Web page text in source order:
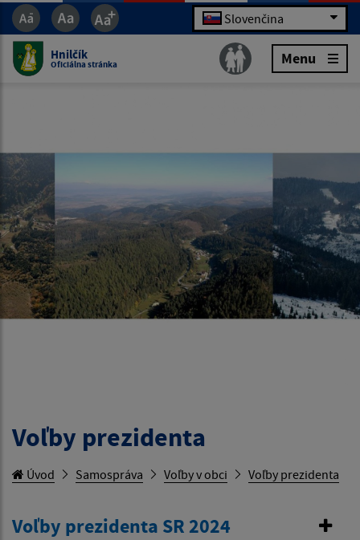
Slovenčina
Hnilčík
Oficiálna stránka Menu
Voľby prezidenta
Úvod Samospráva Voľby v obci Voľby prezidenta
Voľby prezidenta SR 2024